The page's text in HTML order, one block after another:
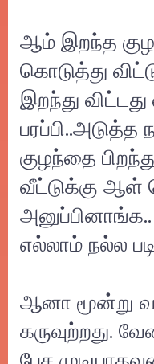
ஆம் இறந்த
கொடுத்து
இறந்து
குழந்தை
வீட்டுக்கு ஆள்
எல்லாம் நல்ல
ஆனா மூன்று
கருவுற்றது.